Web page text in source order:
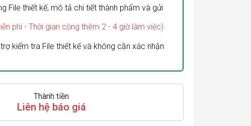
File thiết kế, mô tả chi tiết thành phẩm và gửi
phí - Thời gian cộng thêm 2 - 4 giờ làm việc)
kiểm tra File thiết kế và không cần xác nhận
Thành tiền
Liên hệ báo giá